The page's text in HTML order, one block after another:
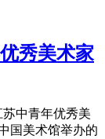
秀美术家
中青年优秀美
国美术馆举办的